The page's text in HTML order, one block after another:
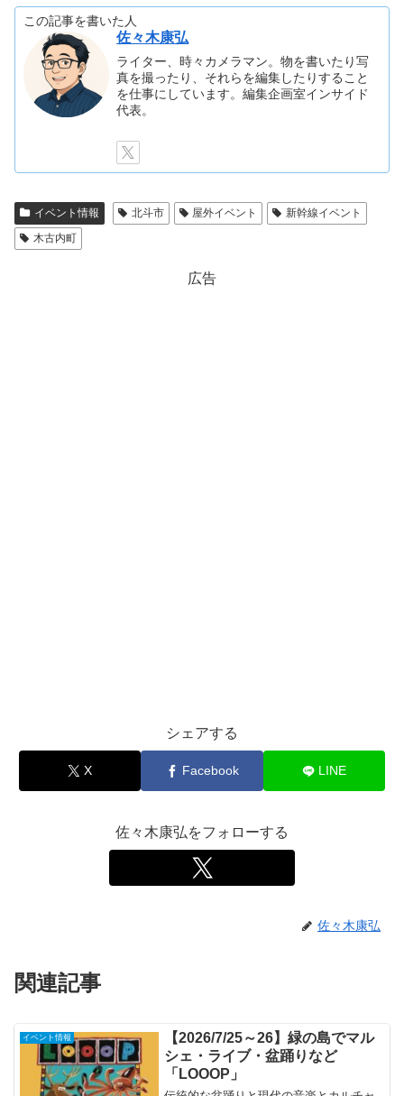
この記事を書いた人
佐々木康弘
ライター、時々カメラマン。物を書いたり写
真を撮ったり、それらを編集したりすること
を仕事にしています。編集企画室インサイド
代表。
イベント情報 北斗市 屋外イベント
新幹線イベント
木古内町
広告
シェアする
X Facebook LINE
佐々木康弘をフォローする
佐々木康弘
関連記事
イベント情報
【2026/7/25～26】緑の島でマル
シェ・ライブ・盆踊りなど
「LOOOP」